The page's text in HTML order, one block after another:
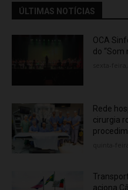
ÚLTIMAS NOTÍCIAS
OCA
do “Som
Rede
cirurgia
aciona